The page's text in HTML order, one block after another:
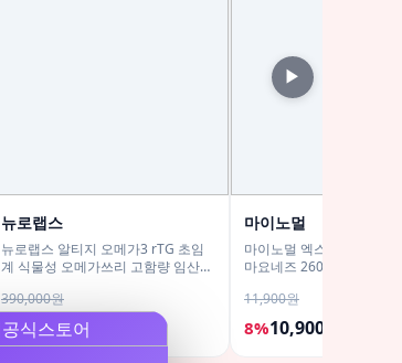
뉴로랩스
뉴로랩스 알티지 오메가3 rTG 초임
계 식물성 오메가쓰리 고함량 임산부
390,000원
55%175,500원
마이노멀
마이노멀 엑스트라버진 올
마요네즈 260g, 1개
11,900원
8%10,900원
▶